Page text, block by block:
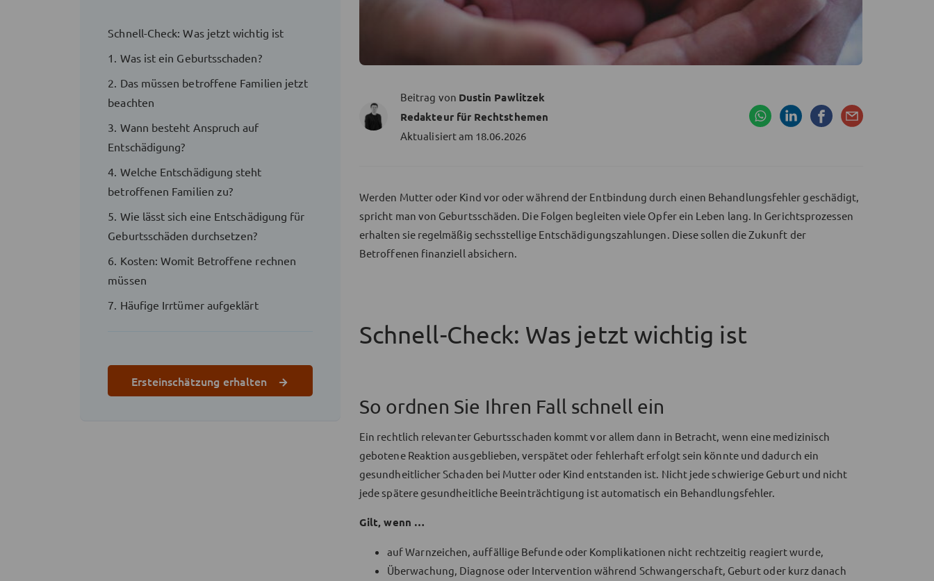
Schnell-Check: Was jetzt wichtig ist
1. Was ist ein Geburtsschaden?
2. Das müssen betroffene Familien jetzt
beachten
3. Wann besteht Anspruch auf
Entschädigung?
4. Welche Entschä­digung steht
betroffenen Familien zu?
5. Wie lässt sich eine Entschädigung für
Geburtsschäden durchsetzen?
6. Kosten: Womit Betroffene rechnen
müssen
7. Häufige Irrtümer aufgeklärt
Ersteinschätzung erhalten
Beitrag von Dustin Pawlitzek
Redakteur für Rechtsthemen
Aktualisiert am 18.06.2026
Werden Mutter oder Kind vor oder während der Entbindung durch einen Behandlungsfehler geschädigt,
spricht man von Geburtsschäden. Die Folgen begleiten viele Opfer ein Leben lang. In Gerichtsprozessen
erhalten sie regelmäßig sechsstellige Entschädigungszahlungen. Diese sollen die Zukunft der
Betroffenen finanziell absichern.
Schnell-Check: Was jetzt wichtig ist
So ordnen Sie Ihren Fall schnell ein
Ein rechtlich relevanter Geburtsschaden kommt vor allem dann in Betracht, wenn eine medizinisch
gebotene Reaktion ausgeblieben, verspätet oder fehlerhaft erfolgt sein könnte und dadurch ein
gesundheitlicher Schaden bei Mutter oder Kind entstanden ist. Nicht jede schwierige Geburt und nicht
jede spätere gesundheitliche Beeinträchtigung ist automatisch ein Behandlungsfehler.
Gilt, wenn …
auf Warnzeichen, auffällige Befunde oder Komplikationen nicht rechtzeitig reagiert wurde,
Überwachung, Diagnose oder Intervention während Schwangerschaft, Geburt oder kurz danach